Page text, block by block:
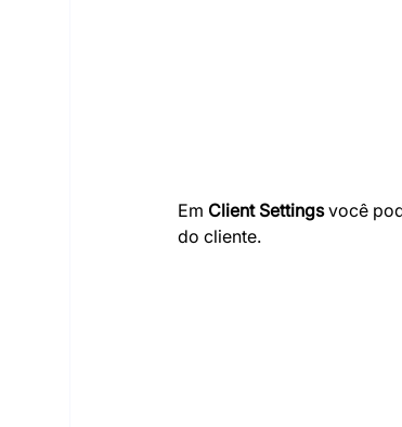
Em Client Settings você
do cliente.